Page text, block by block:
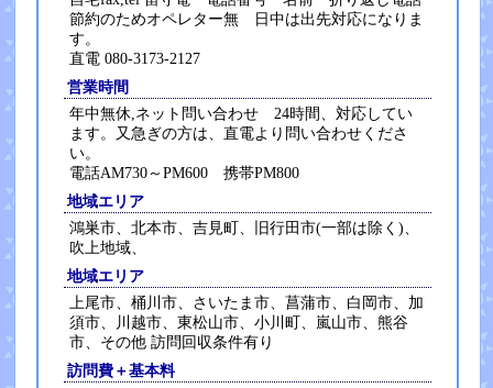
節約のためオペレター無 日中は出先対応になりま
す。
直電 080-3173-2127
営業時間
年中無休,ネット問い合わせ 24時間、対応してい
ます。又急ぎの方は、直電より問い合わせくださ
い。
電話AM730～PM600 携帯PM800
地域エリア
鴻巣市、北本市、吉見町、旧行田市(一部は除く)、
吹上地域、
地域エリア
上尾市、桶川市、さいたま市、菖蒲市、白岡市、加
須市、川越市、東松山市、小川町、嵐山市、熊谷
市、その他 訪問回収条件有り
訪問費＋基本料